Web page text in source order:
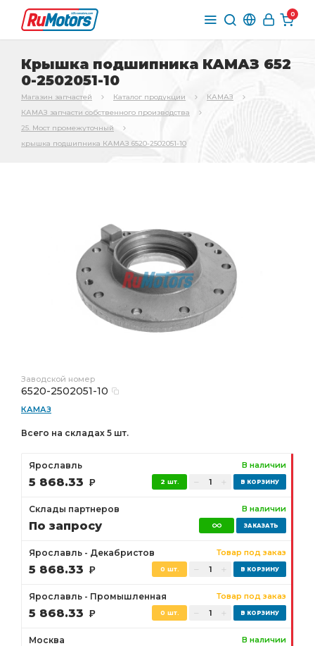
0
Крышка подшипника КАМАЗ 652
0-2502051-10
Магазин запчастей Каталог продукции
КАМАЗ
КАМАЗ запчасти собственного производства
25. Мост промежуточный
крышка подшипника КАМАЗ 6520-2502051-10
Заводской номер
6520-2502051-10
КАМАЗ
Всего на складах 5 шт.
Ярославль В наличии
5 868.33 Р 2 шт.
Склады партнеров В наличии
По запросу
Ярославль - Декабристов Товар под заказ
5 868.33 Р 0 шт.
Ярославль - Промышленная Товар под заказ
5 868.33 Р 0 шт.
Москва В наличии